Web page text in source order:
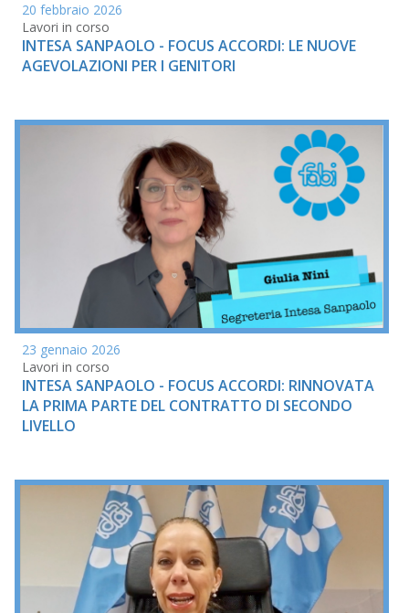
20 febbraio 2026
Lavori in corso
INTESA SANPAOLO - FOCUS ACCORDI: LE NUOVE
AGEVOLAZIONI PER I GENITORI
23 gennaio 2026
Lavori in corso
INTESA SANPAOLO - FOCUS ACCORDI: RINNOVATA
LA PRIMA PARTE DEL CONTRATTO DI SECONDO
LIVELLO